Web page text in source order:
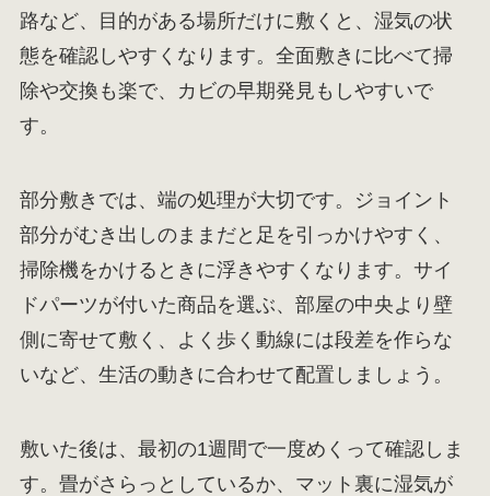
路など、目的がある場所だけに敷くと、湿気の状
態を確認しやすくなります。全面敷きに比べて掃
除や交換も楽で、カビの早期発見もしやすいで
す。
部分敷きでは、端の処理が大切です。ジョイント
部分がむき出しのままだと足を引っかけやすく、
掃除機をかけるときに浮きやすくなります。サイ
ドパーツが付いた商品を選ぶ、部屋の中央より壁
側に寄せて敷く、よく歩く動線には段差を作らな
いなど、生活の動きに合わせて配置しましょう。
敷いた後は、最初の1週間で一度めくって確認しま
す。畳がさらっとしているか、マット裏に湿気が